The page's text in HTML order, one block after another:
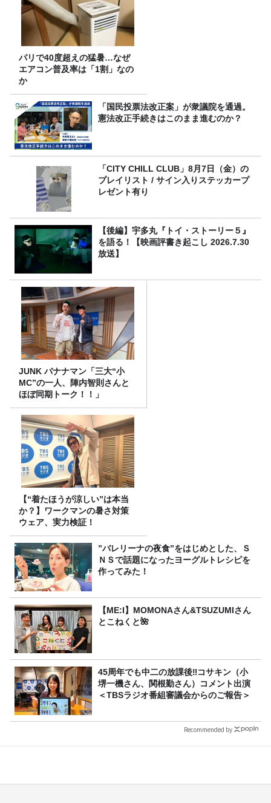
パリで40度超えの猛暑…なぜ
エアコン普及率は「1割」なの
か
「国民投票法改正案」が衆議院を通過。
憲法改正手続きはこのまま進むのか？
「CITY CHILL CLUB」8月7日（金）の
プレイリスト / サイン入りステッカープ
レゼント有り
【後編】宇多丸『トイ・ストーリー５』
を語る！【映画評書き起こし 2026.7.30
放送】
JUNK バナナマン「三大“小
MC”の一人、陣内智則さんと
ほぼ同期トーク！！」
【“着たほうが涼しい”は本当
か？】ワークマンの暑さ対策
ウェア、実力検証！
”バレリーナの夜食”をはじめとした、Ｓ
ＮＳで話題になったヨーグルトレシピを
作ってみた！
【ME:I】MOMONAさん&TSUZUMIさん
とこねくと🌺
45周年でも中二の放課後‼コサキン（小
堺一機さん、関根勤さん）コメント出演
＜TBSラジオ番組審議会からのご報告＞
Recommended by